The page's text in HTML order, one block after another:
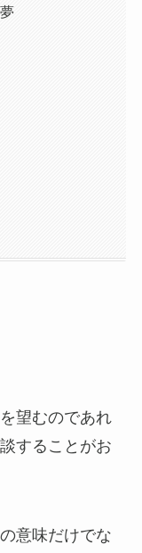
望むのであれ
することがお
意味だけでな